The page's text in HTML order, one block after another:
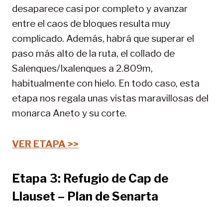
desaparece casi por completo y avanzar
entre el caos de bloques resulta muy
complicado. Además, habrá que superar el
paso más alto de la ruta, el collado de
Salenques/Ixalenques a 2.809m,
habitualmente con hielo. En todo caso, esta
etapa nos regala unas vistas maravillosas del
monarca Aneto y su corte.
VER ETAPA >>
Etapa 3: Refugio de Cap de
Llauset – Plan de Senarta